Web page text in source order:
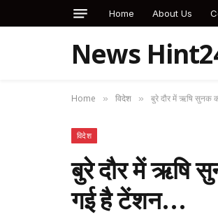
Home About Us
News
Home » विदेश » बुरे दौर में ऋषि सुनक
विदेश
बुरे दौर में ऋषि
गई है टेंशन…